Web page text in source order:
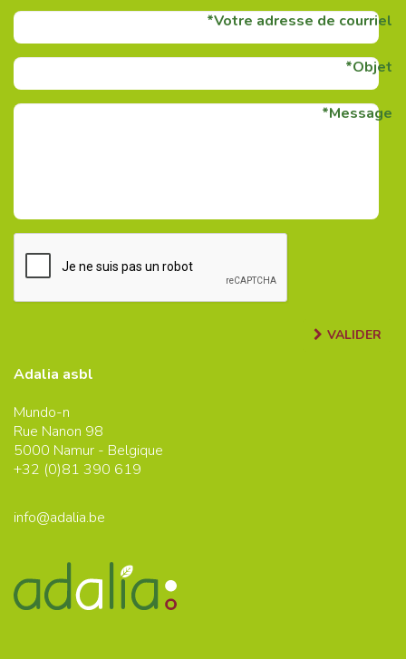
Votre adresse de courriel
Objet
Message
VALIDER
Adalia asbl
Mundo-n
Rue Nanon 98
5000 Namur - Belgique
+32 (0)81 390 619
info@adalia.be